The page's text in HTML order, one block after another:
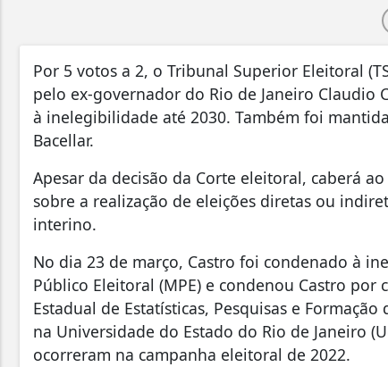
Por 5 votos a 2, o Tribunal Superior Eleitoral
pelo ex-governador do Rio de Janeiro
à inelegibilidade até 2030. Também foi
Bacellar.
Apesar da decisão da Corte eleitoral, caberá
sobre a realização de eleições diretas ou
interino.
No dia 23 de março, Castro foi condenado à
Público Eleitoral (MPE) e condenou Castro
Estadual de Estatísticas, Pesquisas e
na Universidade do Estado do Rio de Janeiro
ocorreram na campanha eleitoral de 2022.